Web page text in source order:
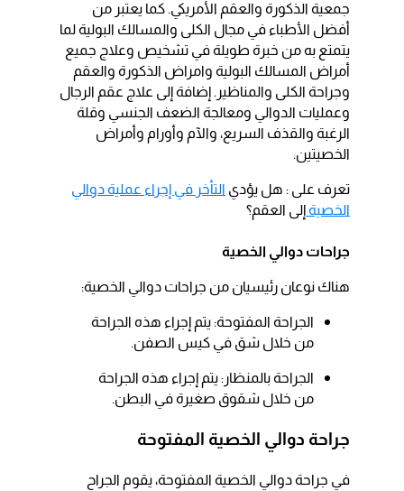
جمعية الذكورة والعقم الأمريكي. كما يعتبر من
أفضل الأطباء في مجال الكلى والمسالك البولية لما
يتمتع به من خبرة طويلة في تشخيص وعلاج جميع
أمراض المسالك البولية وامراض الذكورة والعقم
وجراحة الكلى والمناظير. إضافة إلى علاج عقم الرجال
وعمليات الدوالي ومعالجة الضعف الجنسي وقلة
الرغبة والقذف السريع، والآم وأورام وأمراض
الخصيتين.
تعرف على : هل يؤدي التأخر في إجراء عملية دوالي
الخصية إلى العقم؟
جراحات دوالي الخصية
هناك نوعان رئيسيان من جراحات دوالي الخصية:
الجراحة المفتوحة: يتم إجراء هذه الجراحة
من خلال شق في كيس الصفن.
الجراحة بالمنظار: يتم إجراء هذه الجراحة
من خلال شقوق صغيرة في البطن.
جراحة دوالي الخصية المفتوحة
في جراحة دوالي الخصية المفتوحة، يقوم الجراح